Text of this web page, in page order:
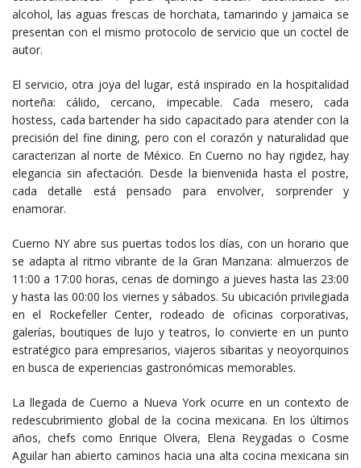
alcohol, las aguas frescas de horchata, tamarindo y jamaica se
presentan con el mismo protocolo de servicio que un coctel de
autor.
El servicio, otra joya del lugar, está inspirado en la hospitalidad
norteña: cálido, cercano, impecable. Cada mesero, cada
hostess, cada bartender ha sido capacitado para atender con la
precisión del fine dining, pero con el corazón y naturalidad que
caracterizan al norte de México. En Cuerno no hay rigidez, hay
elegancia sin afectación. Desde la bienvenida hasta el postre,
cada detalle está pensado para envolver, sorprender y
enamorar.
Cuerno NY abre sus puertas todos los días, con un horario que
se adapta al ritmo vibrante de la Gran Manzana: almuerzos de
11:00 a 17:00 horas, cenas de domingo a jueves hasta las 23:00
y hasta las 00:00 los viernes y sábados. Su ubicación privilegiada
en el Rockefeller Center, rodeado de oficinas corporativas,
galerías, boutiques de lujo y teatros, lo convierte en un punto
estratégico para empresarios, viajeros sibaritas y neoyorquinos
en busca de experiencias gastronómicas memorables.
La llegada de Cuerno a Nueva York ocurre en un contexto de
redescubrimiento global de la cocina mexicana. En los últimos
años, chefs como Enrique Olvera, Elena Reygadas o Cosme
Aguilar han abierto caminos hacia una alta cocina mexicana sin